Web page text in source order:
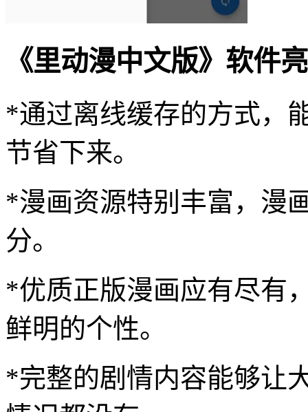
《里动漫中文版》软件
*通过离线缓存的方式，
节省下来。
*漫画资源特别丰富，漫
分。
*优质正版漫画应有尽有
鲜明的个性。
*完整的剧情内容能够让